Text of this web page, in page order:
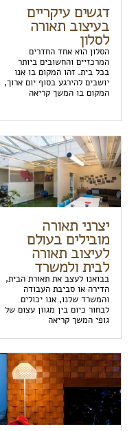
דגשים עיקריים
בעיצוב תאורה
לסלון
הסלון הוא אחד החדרים
המרכזיים והחשובים ביותר
בכל בית. זהו המקום בו אנו
יושבים להירגע בסוף יום ארוך,
המקום בו המשך קריאה
יצרני תאורה
מובילים בעולם
לעיצוב תאורה
לבית ולמשרד
בבואנו לעצב את תאורת הבית,
הדירה או סביבת העבודה
והמשרד שלנו, אנו יכולים
לבחור כיום בין מגוון עצום של
גופי המשך קריאה